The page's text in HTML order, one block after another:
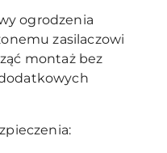
ogrodzenia
zasilaczowi
montaż bez